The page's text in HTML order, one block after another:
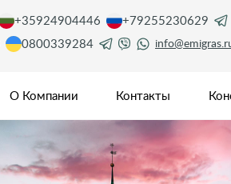
+35924904446
+79255230629
0800339284
О Компании Контакты